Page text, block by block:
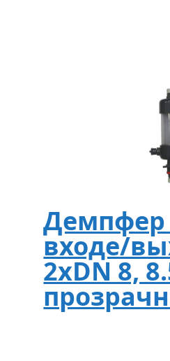
Демпфер
входе/
2хDN 8,